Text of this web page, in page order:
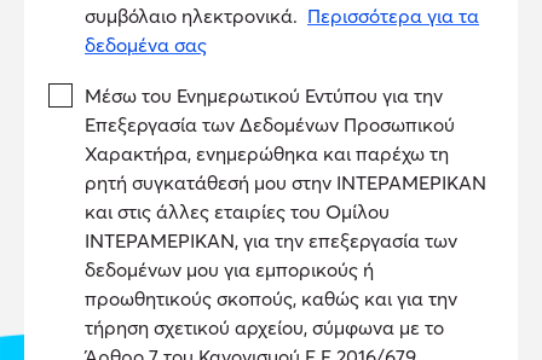
συμβόλαιο ηλεκτρονικά. Περισσότερα για τα
δεδομένα σας
εδώ
Μέσω του Ενημερωτικού Εντύπου για την
Επεξεργασία των Δεδομένων Προσωπικού
Χαρακτήρα, ενημερώθηκα και παρέχω τη
ρητή συγκατάθεσή μου στην ΙΝΤΕΡΑΜΕΡΙΚΑΝ
και στις άλλες εταιρίες του Ομίλου
ΙΝΤΕΡΑΜΕΡΙΚΑΝ, για την επεξεργασία των
δεδομένων μου για εμπορικούς ή
προωθητικούς σκοπούς, καθώς και για την
τήρηση σχετικού αρχείου, σύμφωνα με το